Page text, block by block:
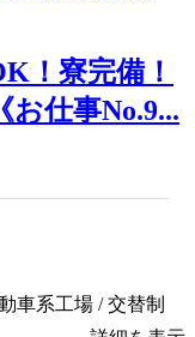
！寮完備！
お仕事No.9...
車系工場 / 交替制